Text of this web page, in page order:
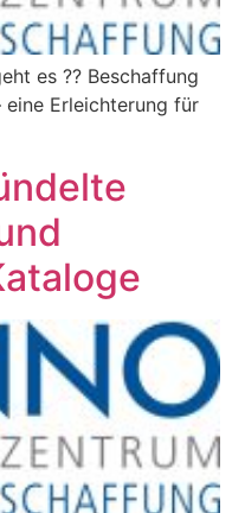
es ?? Beschaffung
eine Erleichterung für